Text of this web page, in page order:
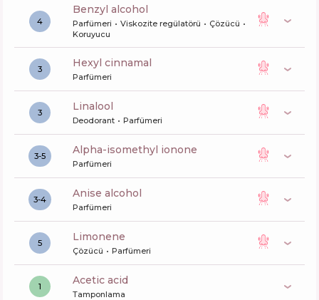
4
benzyl alcohol
Parfümeri Viskozite regülatörü
Çözücü
Koruyucu
3 hexyl cinnamal
Parfümeri
3 linalool
Deodorant Parfümeri
3-5 alpha-isomethyl ionone
Parfümeri
3-4 anise alcohol
Parfümeri
5 limonene
Çözücü Parfümeri
1 acetic acid
Tamponlama